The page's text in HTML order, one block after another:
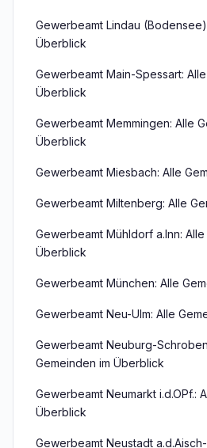
Gewerbeamt Lindau
Überblick
Gewerbeamt Main-Spessart:
Überblick
Gewerbeamt Memmingen: Alle
Überblick
Gewerbeamt Miesbach: Alle
Gewerbeamt Miltenberg: Alle
Gewerbeamt Mühldorf a.Inn:
Überblick
Gewerbeamt München: Alle
Gewerbeamt Neu-Ulm: Alle
Gewerbeamt Neuburg-
Gemeinden im Überblick
Gewerbeamt Neumarkt i.d.OPf.:
Überblick
Gewerbeamt Neustadt